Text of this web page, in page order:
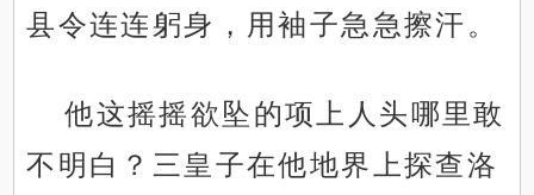
县令连连躬身，用袖子急急擦汗。
他这摇摇欲坠的项上人头哪里敢
不明白？三皇子在他地界上探查洛